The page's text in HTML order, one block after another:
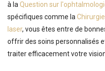
à la Question sur
spécifiques comme la
laser, vous êtes entre de
offrir des soins personnalisés
traiter efficacement votre